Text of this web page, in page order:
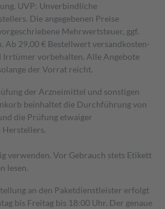
UVP: Unverbindliche
Die angegebenen Preise
Mehrwertsteuer, ggf.
Ab 29,00 € Bestell­wert versand­kosten­
Irrtümer vorbehalten. Alle Angebote
der Vorrat reicht.
der Arzneimittel und sonstigen
beinhaltet die Durchführung von
die Prüfung etwaiger
Herstellers.
verwenden. Vor Gebrauch stets Etikett
lesen.
an den Paketdienstleister erfolgt
bis Freitag bis 18:00 Uhr. Der genaue